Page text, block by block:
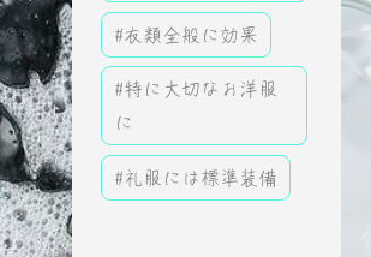
#衣類全般に効果
#特に大切なお洋服
に
#礼服には標準装備